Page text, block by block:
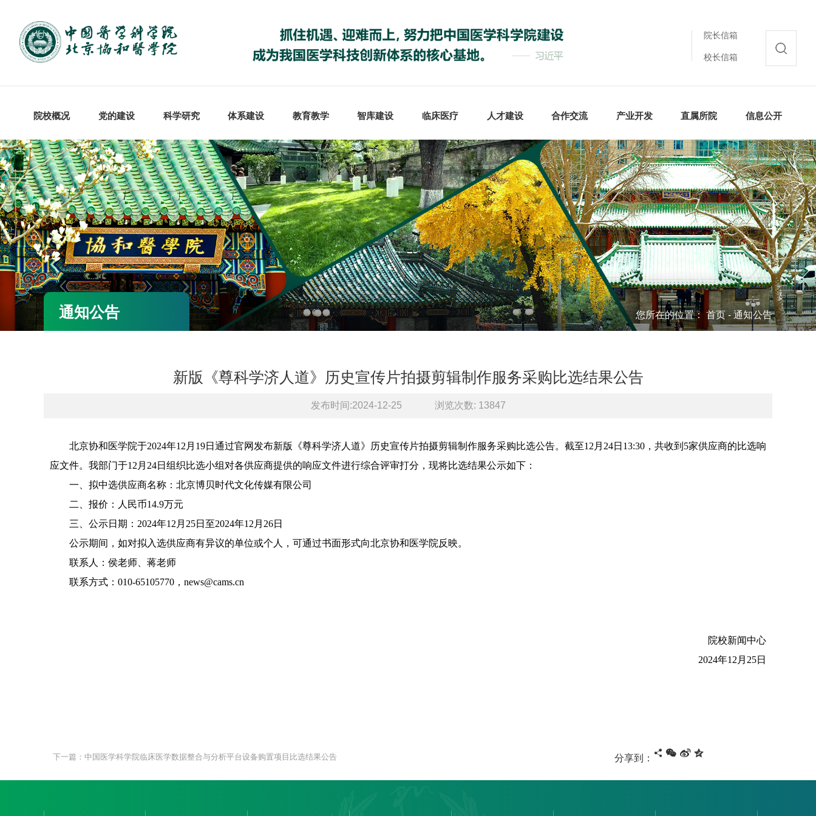
院长信箱
校长信箱
院校概况 党的建设 科学研究 体系建设 教育教学 智库建设 临床医疗 人才建设 合作交流 产业开发 直属所院 信息公开
通知公告 您所在的位置： 首页-通知公告
新版《尊科学济人道》历史宣传片拍摄剪辑制作服务采购比选结果公告
发布时间:2024-12-25 浏览次数: 13847
北京协和医学院于2024年12月19日通过官网发布新版《尊科学济人道》历史宣传片拍摄剪辑制作服务采购比选公告。截至12月24日13:30，共收到5家供应商的比选响
应文件。我部门于12月24日组织比选小组对各供应商提供的响应文件进行综合评审打分，现将比选结果公示如下：
一、拟中选供应商名称：北京博贝时代文化传媒有限公司
二、报价：人民币14.9万元
三、公示日期：2024年12月25日至2024年12月26日
公示期间，如对拟入选供应商有异议的单位或个人，可通过书面形式向北京协和医学院反映。
联系人：侯老师、蒋老师
联系方式：010-65105770，news@cams.cn
院校新闻中心
2024年12月25日
下一篇：中国医学科学院临床医学数据整合与分析平台设备购置项目比选结果公告 分享到：